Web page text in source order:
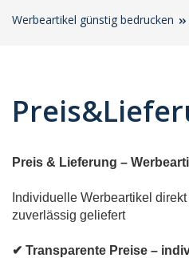
Werbeartikel günstig bedrucken
Preis & Lieferung –
Individuelle Werbeartikel
zuverlässig geliefert
✔ Transparente Preise –